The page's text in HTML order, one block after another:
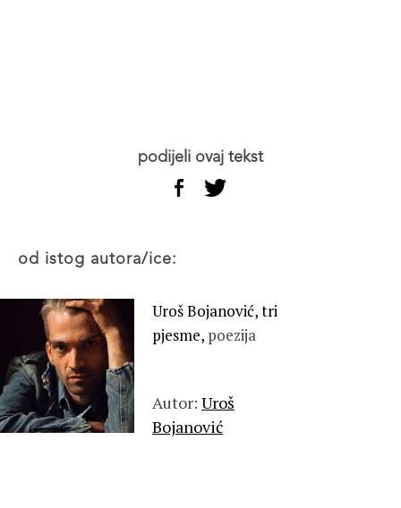
podijeli ovaj tekst
od istog autora/ice:
Uroš Bojanović, tri
pjesme, poezija
Autor: Uroš
Bojanović